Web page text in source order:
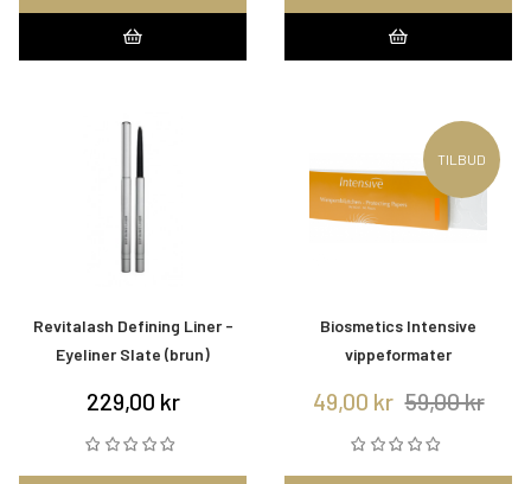
Revitalash Defining Liner -
Eyeliner Slate (brun)
229,00 kr
TILBUD
Biosmetics Intensive
vippeformater
49,00 kr 59,00 kr